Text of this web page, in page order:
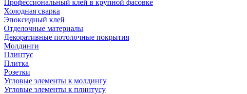
Профессиональный клей в крупной фасовке
Холодная сварка
Эпоксидный клей
Отделочные материалы
Декоративные потолочные покрытия
Молдинги
Плинтус
Плитка
Розетки
Угловые элементы к молдингу
Угловые элементы к плинтусу